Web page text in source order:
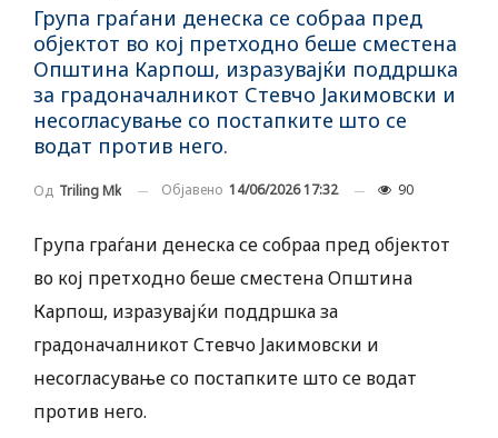
Група граѓани денеска се собраа пред
објектот во кој претходно беше сместена
Општина Карпош, изразувајќи поддршка
за градоначалникот Стевчо Јакимовски и
несогласување со постапките што се
водат против него.
Од Triling Mk Објавено 14/06/2026 17:32 90
Група граѓани денеска се собраа пред објектот
во кој претходно беше сместена Општина
Карпош, изразувајќи поддршка за
градоначалникот Стевчо Јакимовски и
несогласување со постапките што се водат
против него.